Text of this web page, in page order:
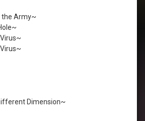
Army~
Dimension~